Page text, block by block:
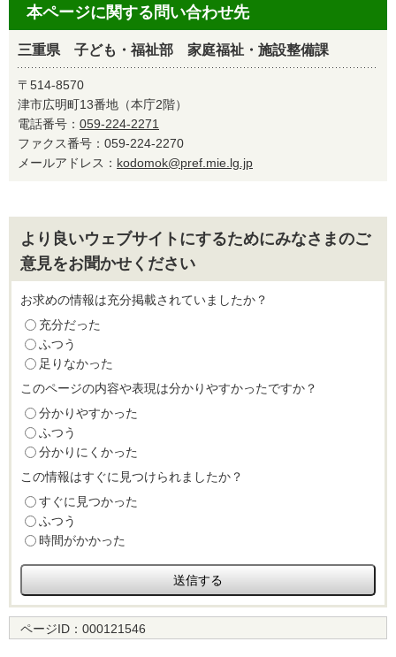
本ページに関する問い合わせ先
三重県 子ども・福祉部 家庭福祉・施設整備課
〒514-8570
津市広明町13番地（本庁2階）
電話番号： 059-224-2271
ファクス番号：059-224-2270
メールアドレス： kodomok@pref.mie.lg.jp
より良いウェブサイトにするためにみなさまのご
意見をお聞かせください
お求めの情報は充分掲載されていましたか？
充分だった
ふつう
足りなかった
このページの内容や表現は分かりやすかったですか？
分かりやすかった
ふつう
分かりにくかった
この情報はすぐに見つけられましたか？
すぐに見つかった
ふつう
時間がかかった
ページID： 000121546